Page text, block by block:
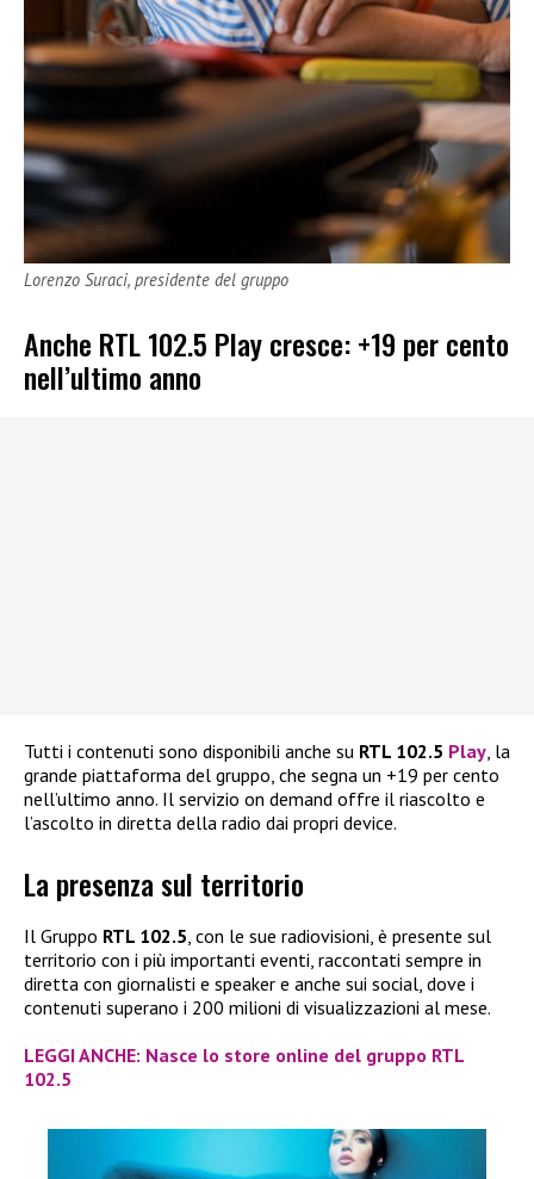
Lorenzo Suraci, presidente del gruppo
Anche RTL 102.5 Play cresce: +19 per cento
nell’ultimo anno
Tutti i contenuti sono disponibili anche su RTL 102.5 Play, la
grande piattaforma del gruppo, che segna un +19 per cento
nell’ultimo anno. Il servizio on demand offre il riascolto e
l’ascolto in diretta della radio dai propri device.
La presenza sul territorio
Il Gruppo RTL 102.5 , con le sue radiovisioni, è presente sul
territorio con i più importanti eventi, raccontati sempre in
diretta con giornalisti e speaker e anche sui social, dove i
contenuti superano i 200 milioni di visualizzazioni al mese.
LEGGI ANCHE: Nasce lo store online del gruppo RTL
102.5